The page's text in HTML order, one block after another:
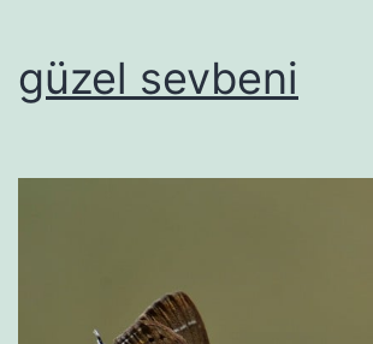
güzel sevbeni